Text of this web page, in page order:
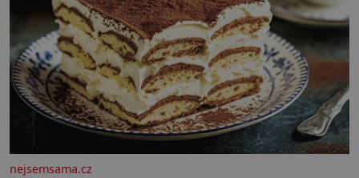
nejsemsama.cz